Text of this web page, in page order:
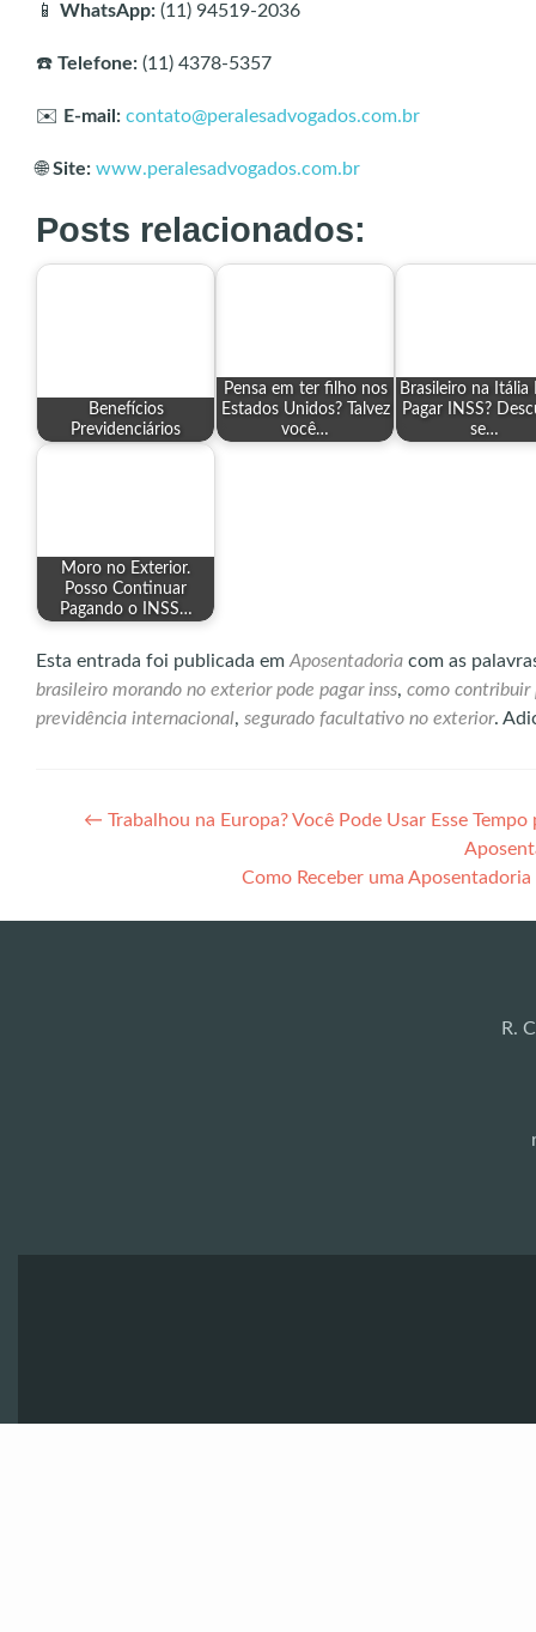
📱 WhatsApp: (11) 94519-2036
☎️ Telefone: (11) 4378-5357
✉️ E-mail: contato@peralesadvogados.com.br
🌐Site: www.peralesadvogados.com.br
Posts relacionados:
Benefícios
Previdenciários
Pensa em ter filho nos
Estados Unidos? Talvez
você…
Brasileiro na Itália
Pagar INSS?
se…
Moro no Exterior.
Posso Continuar
Pagando o INSS…
Esta entrada foi publicada em Aposentadoria com as
brasileiro morando no exterior pode pagar inss, como contribuir
previdência internacional, segurado facultativo no exterior.
Navegação
← Trabalhou na Europa? Você Pode Usar Esse
Como Receber uma
R.